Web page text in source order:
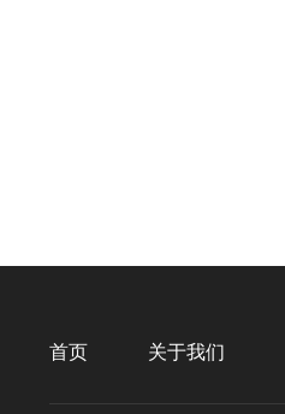
首页 关于我们